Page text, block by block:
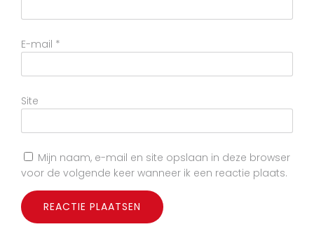
E-mail *
Site
Mijn naam, e-mail en site opslaan in deze browser
voor de volgende keer wanneer ik een reactie plaats.